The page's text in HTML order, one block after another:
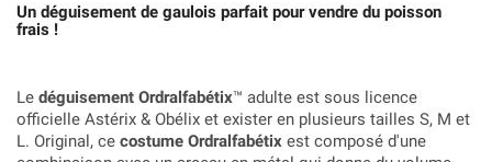
Un déguisement de gaulois parfait pour vendre du poisson
frais !
Le déguisement Ordralfabétix™ adulte est sous licence
officielle Astérix & Obélix et exister en plusieurs tailles S, M et
L. Original, ce costume Ordralfabétix est composé d'une